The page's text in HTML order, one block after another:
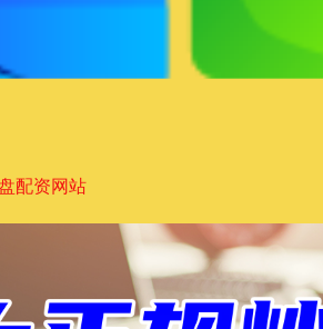
配资网站